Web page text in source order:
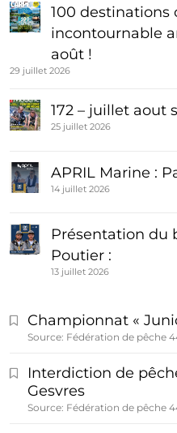
100 destinations
incontournable
août !
29 juillet 2026
172 – juillet aout
25 juillet 2026
APRIL Marine :
14 juillet 2026
Présentation du
Poutier :
13 juillet 2026
Championnat «
Source: Fédération de pêche
Interdiction de
Gesvres
Source: Fédération de pêche